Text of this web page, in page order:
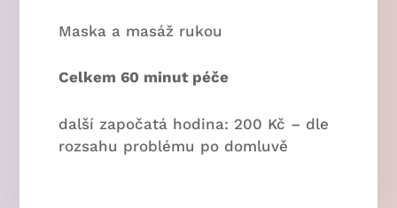
Maska a masáž rukou
Celkem 60 minut péče
další započatá hodina: 200 Kč – dle
rozsahu problému po domluvě